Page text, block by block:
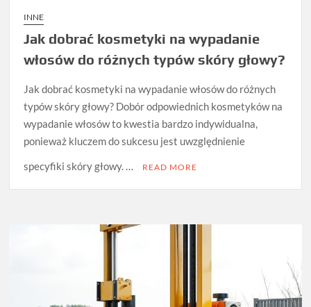
INNE
Jak dobrać kosmetyki na wypadanie
włosów do różnych typów skóry głowy?
Jak dobrać kosmetyki na wypadanie włosów do różnych
typów skóry głowy? Dobór odpowiednich kosmetyków na
wypadanie włosów to kwestia bardzo indywidualna,
ponieważ kluczem do sukcesu jest uwzględnienie
specyfiki skóry głowy. …
READ MORE